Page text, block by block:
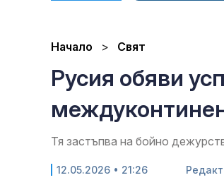
Начало Свят
Русия обяви
Тя застъпва на бойно
12.05.2026 • 21:26